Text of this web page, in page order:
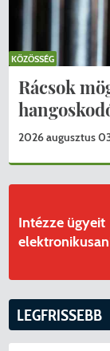
Rácsok
2026 augusztus
KÖZÖSSÉG
Intézze ügyeit
LEGFRISSEBB